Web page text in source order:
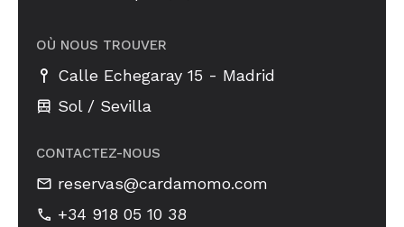
OÙ NOUS TROUVER
Calle Echegaray 15 - Madrid
Sol / Sevilla
CONTACTEZ-NOUS
reservas@cardamomo.com
+34 918 05 10 38